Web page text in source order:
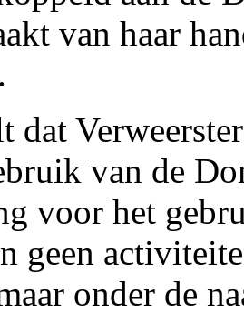
van haar
dat
van de
voor het
geen
onder de